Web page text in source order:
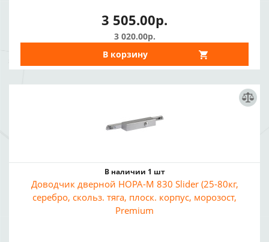
3 505.00р.
3 020.00р.
В корзину
В наличии 1 шт
Доводчик дверной НОРА-М 830 Slider (25-80кг,
серебро, скольз. тяга, плоск. корпус, морозост,
Premium